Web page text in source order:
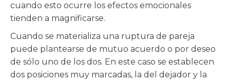
cuando esto ocurre los efectos emocionales
tienden a magnificarse.
Cuando se materializa una ruptura de pareja
puede plantearse de mutuo acuerdo o por deseo
de sólo uno de los dos. En este caso se establecen
dos posiciones muy marcadas, la del dejador y la